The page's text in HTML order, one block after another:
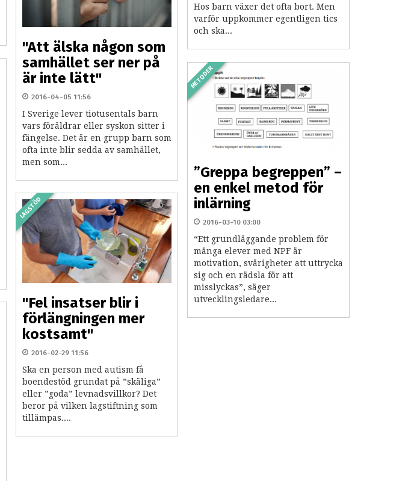
Hos barn växer det ofta bort. Men
varför uppkommer egentligen tics
och ska...
"Att älska någon som
samhället ser ner på
är inte lätt"
2016-04-05 11:56
I Sverige lever tiotusentals barn
vars föräldrar eller syskon sitter i
fängelse. Det är en grupp barn som
ofta inte blir sedda av samhället,
men som...
METODER
”Greppa begreppen” –
en enkel metod för
inlärning
2016-03-10 03:00
“Ett grundläggande problem för
många elever med NPF är
motivation, svårigheter att uttrycka
sig och en rädsla för att
misslyckas”, säger
utvecklingsledare...
LAGSTÖD
"Fel insatser blir i
förlängningen mer
kostsamt"
2016-02-29 11:56
Ska en person med autism få
boendestöd grundat på ”skäliga”
eller ”goda” levnadsvillkor? Det
beror på vilken lagstiftning som
tillämpas....